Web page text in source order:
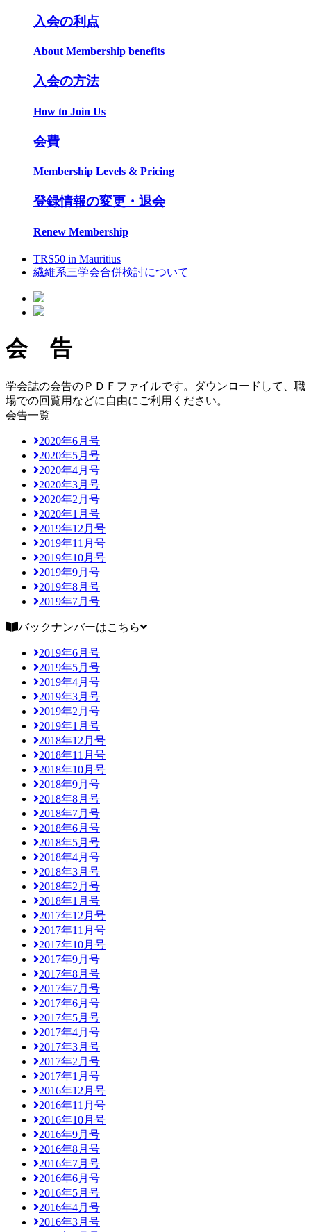
入会の利点
About Membership benefits
入会の方法
How to Join Us
会費
Membership Levels & Pricing
登録情報の変更・退会
Renew Membership
TRS50 in Mauritius
繊維系三学会合併検討について
会 告
学会誌の会告のＰＤＦファイルです。ダウンロードして、職
場での回覧用などに自由にご利用ください。
会告一覧
2020年6月号
2020年5月号
2020年4月号
2020年3月号
2020年2月号
2020年1月号
2019年12月号
2019年11月号
2019年10月号
2019年9月号
2019年8月号
2019年7月号
バックナンバーはこちら
2019年6月号
2019年5月号
2019年4月号
2019年3月号
2019年2月号
2019年1月号
2018年12月号
2018年11月号
2018年10月号
2018年9月号
2018年8月号
2018年7月号
2018年6月号
2018年5月号
2018年4月号
2018年3月号
2018年2月号
2018年1月号
2017年12月号
2017年11月号
2017年10月号
2017年9月号
2017年8月号
2017年7月号
2017年6月号
2017年5月号
2017年4月号
2017年3月号
2017年2月号
2017年1月号
2016年12月号
2016年11月号
2016年10月号
2016年9月号
2016年8月号
2016年7月号
2016年6月号
2016年5月号
2016年4月号
2016年3月号